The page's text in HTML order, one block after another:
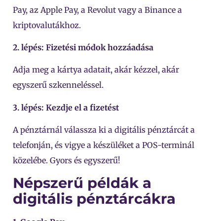
Pay, az Apple Pay, a Revolut vagy a Binance a
kriptovalutákhoz.
2. lépés: Fizetési módok hozzáadása
Adja meg a kártya adatait, akár kézzel, akár
egyszerű szkenneléssel.
3. lépés: Kezdje el a fizetést
A pénztárnál válassza ki a digitális pénztárcát a
telefonján, és vigye a készüléket a POS-terminál
közelébe. Gyors és egyszerű!
Népszerű példák a
digitális pénztárcákra